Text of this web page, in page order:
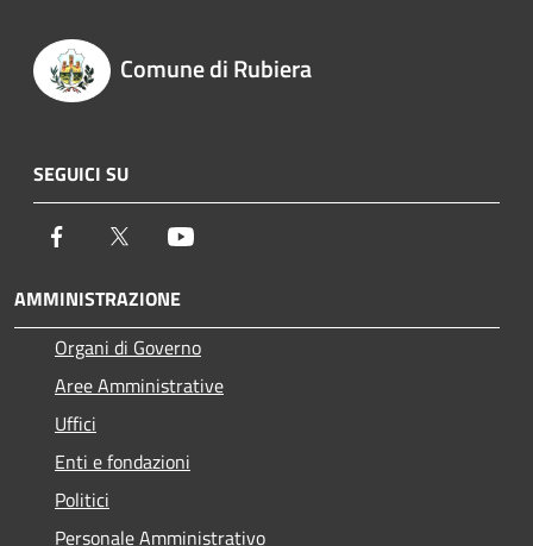
Comune di Rubiera
SEGUICI SU
Facebook Twitter
AMMINISTRAZIONE
Organi di Governo
Aree Amministrative
Uffici
Enti e fondazioni
Politici
Personale Amministrativo